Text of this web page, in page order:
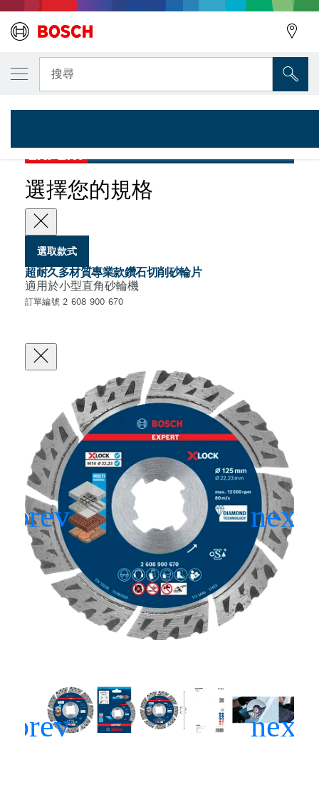
搜尋
...
適用於小型直角砂輪機的超耐久超硬磁磚專業款長效鑽石切削砂輪
EXPERT
選擇您的規格
選取款式
超耐久多材質專業款鑽石切削砂輪片
適用於小型直角砂輪機
訂單編號 2 608 900 670
您選取的款式
超耐久多材質專業系列 X-LOCK 鑽石切削砂
2 608 900 670